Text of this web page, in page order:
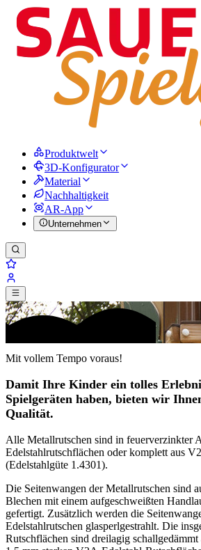
Produktwelt
3D-Konfigurator
Material
Nachhaltigkeit
AR-App
Unternehmen
Mit vollem Tempo voraus!
Damit Ihre Kinder ein tolles
Spielgeräten haben, bieten wir
Qualität.
Alle Metallrutschen sind in feuerverzinkter
Edelstahlrutschflächen oder komplett aus
(Edelstahlgüte 1.4301).
Die Seitenwangen der Metallrutschen sind
Blechen mit einem aufgeschweißten
gefertigt. Zusätzlich werden die
Edelstahlrutschen glasperlgestrahlt. Die
Rutschflächen sind dreilagig